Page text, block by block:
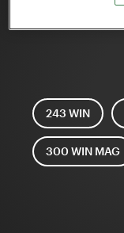
243 WIN
300 WIN MAG